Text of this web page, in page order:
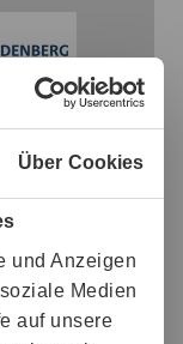
Über Cookies
und Anzeigen
Medien
auf unsere